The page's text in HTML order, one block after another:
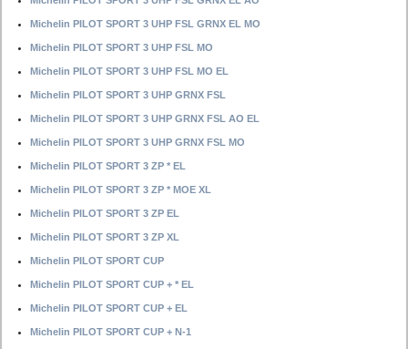
Michelin PILOT SPORT 3 UHP FSL GRNX EL MO
Michelin PILOT SPORT 3 UHP FSL MO
Michelin PILOT SPORT 3 UHP FSL MO EL
Michelin PILOT SPORT 3 UHP GRNX FSL
Michelin PILOT SPORT 3 UHP GRNX FSL AO EL
Michelin PILOT SPORT 3 UHP GRNX FSL MO
Michelin PILOT SPORT 3 ZP * EL
Michelin PILOT SPORT 3 ZP * MOE XL
Michelin PILOT SPORT 3 ZP EL
Michelin PILOT SPORT 3 ZP XL
Michelin PILOT SPORT CUP
Michelin PILOT SPORT CUP + * EL
Michelin PILOT SPORT CUP + EL
Michelin PILOT SPORT CUP + N-1